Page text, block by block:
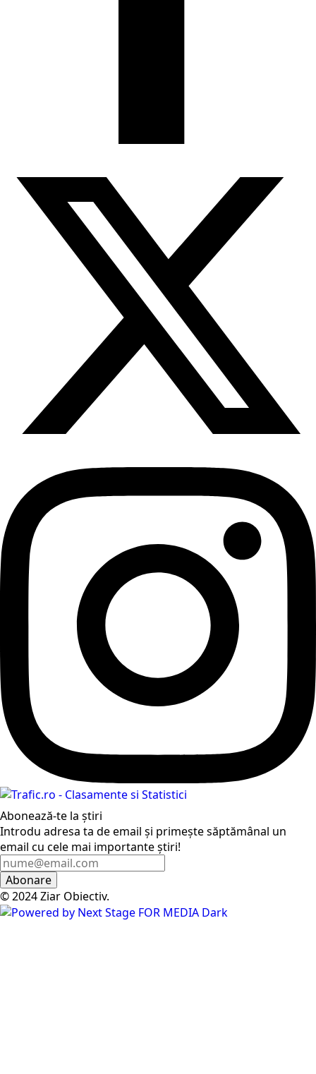
Abonează-te la știri
Introdu adresa ta de email și primește săptămânal un
email cu cele mai importante știri!
Abonare
© 2024 Ziar Obiectiv.